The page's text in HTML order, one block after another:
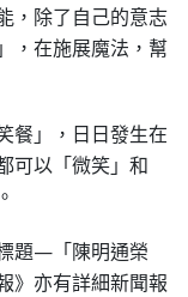
，除了自己的意志
，在施展魔法，幫
餐」，日日發生在
可以「微笑」和
題—「陳明通榮
》亦有詳細新聞報